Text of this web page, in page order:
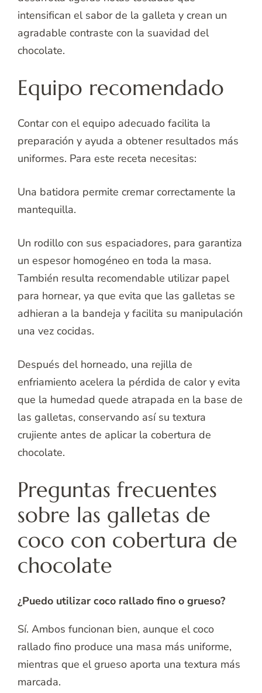
intensifican el sabor de la galleta y crean un
agradable contraste con la suavidad del
chocolate.
Equipo recomendado
Contar con el equipo adecuado facilita la
preparación y ayuda a obtener resultados más
uniformes. Para este receta necesitas:
Una batidora permite cremar correctamente la
mantequilla.
Un rodillo con sus espaciadores, para garantiza
un espesor homogéneo en toda la masa.
También resulta recomendable utilizar papel
para hornear, ya que evita que las galletas se
adhieran a la bandeja y facilita su manipulación
una vez cocidas.
Después del horneado, una rejilla de
enfriamiento acelera la pérdida de calor y evita
que la humedad quede atrapada en la base de
las galletas, conservando así su textura
crujiente antes de aplicar la cobertura de
chocolate.
Preguntas frecuentes
sobre las galletas de
coco con cobertura de
chocolate
¿Puedo utilizar coco rallado fino o grueso?
Sí. Ambos funcionan bien, aunque el coco
rallado fino produce una masa más uniforme,
mientras que el grueso aporta una textura más
marcada.